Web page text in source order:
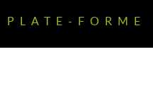
au
principal
PLATE-